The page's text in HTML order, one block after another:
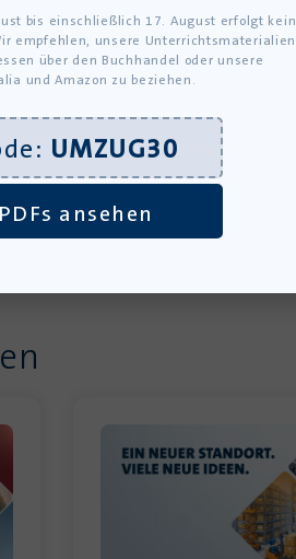
bis einschließlich 17. August erfolgt kein
empfehlen, unsere Unterrichtsmaterialien
über den Buchhandel oder unsere
und Amazon zu beziehen.
UMZUG30
ansehen